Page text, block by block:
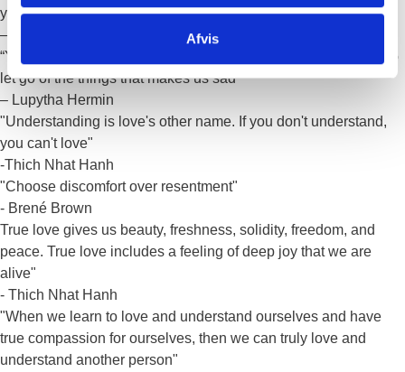
Afvis
you can truly connect and love”
– Jay Shetty
“You know why it's hard to be happy? It's because we refuse to
let go of the things that makes us sad"
– Lupytha Hermin
"Understanding is love's other name. If you don't understand,
you can't love"
-Thich Nhat Hanh
"Choose discomfort over resentment"
- Brené Brown
True love gives us beauty, freshness, solidity, freedom, and
peace. True love includes a feeling of deep joy that we are
alive"
- Thich Nhat Hanh
"When we learn to love and understand ourselves and have
true compassion for ourselves, then we can truly love and
understand another person"